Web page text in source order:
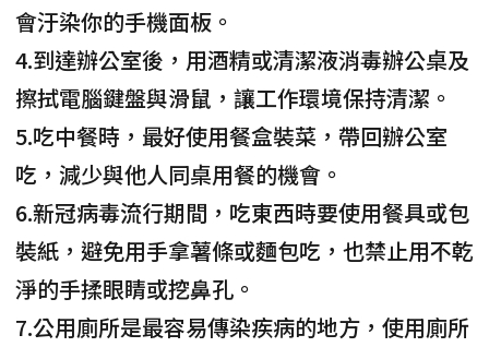
會汙染你的手機面板。
4.到達辦公室後，用酒精或清潔液消毒辦公桌及
擦拭電腦鍵盤與滑鼠，讓工作環境保持清潔。
5.吃中餐時，最好使用餐盒裝菜，帶回辦公室
吃，減少與他人同桌用餐的機會。
6.新冠病毒流行期間，吃東西時要使用餐具或包
裝紙，避免用手拿薯條或麵包吃，也禁止用不乾
淨的手揉眼睛或挖鼻孔。
7.公用廁所是最容易傳染疾病的地方，使用廁所